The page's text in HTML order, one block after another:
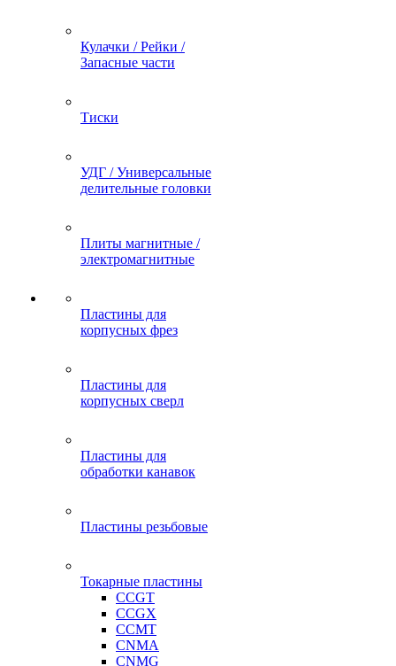
Кулачки / Рейки /
Запасные части
Тиски
УДГ / Универсальные
делительные головки
Плиты магнитные /
электромагнитные
Пластины для
корпусных фрез
Пластины для
корпусных сверл
Пластины для
обработки канавок
Пластины резьбовые
Токарные пластины
CCGT
CCGX
CCMT
CNMA
CNMG